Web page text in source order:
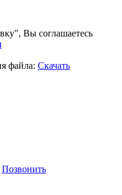
Вы соглашаетесь
файла: Скачать
Позвонить